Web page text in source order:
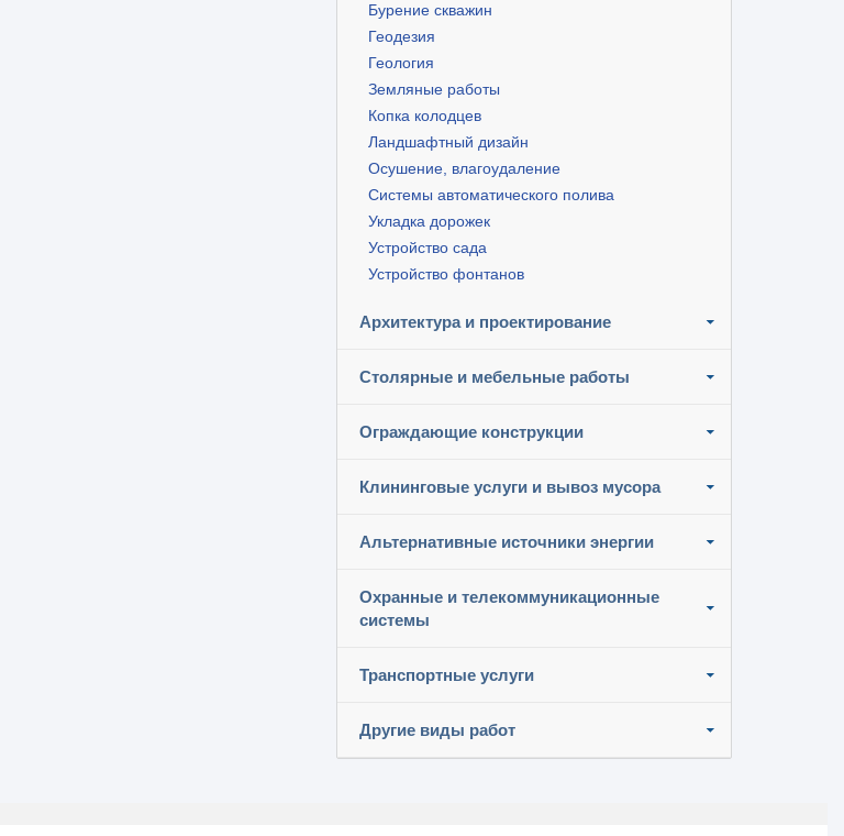
Бурение скважин
Геодезия
Геология
Земляные работы
Копка колодцев
Ландшафтный дизайн
Осушение, влагоудаление
Системы автоматического полива
Укладка дорожек
Устройство сада
Устройство фонтанов
Архитектура и проектирование
Столярные и мебельные работы
Ограждающие конструкции
Клининговые услуги и вывоз мусора
Альтернативные источники энергии
Охранные и телекоммуникационные
системы
Транспортные услуги
Другие виды работ